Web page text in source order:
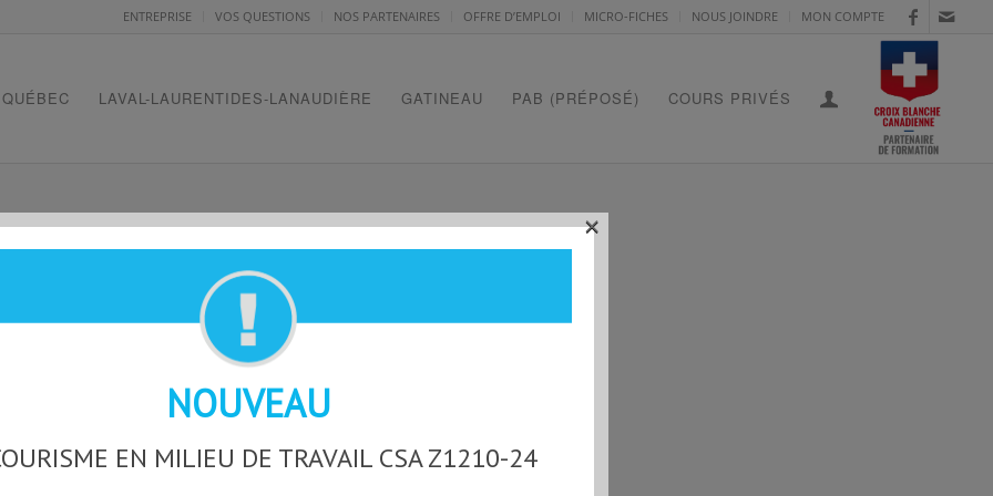
ENTREPRISE VOS QUESTIONS NOS PARTENAIRES OFFRE D’EMPLOI MICRO-FICHES NOUS JOINDRE MON COMPTE
QUÉBEC LAVAL-LAURENTIDES-LANAUDIÈRE GATINEAU PAB (PRÉPOSÉ) COURS PRIVÉS
NOUVEAU
EN MILIEU DE TRAVAIL CSA Z1210-24
×